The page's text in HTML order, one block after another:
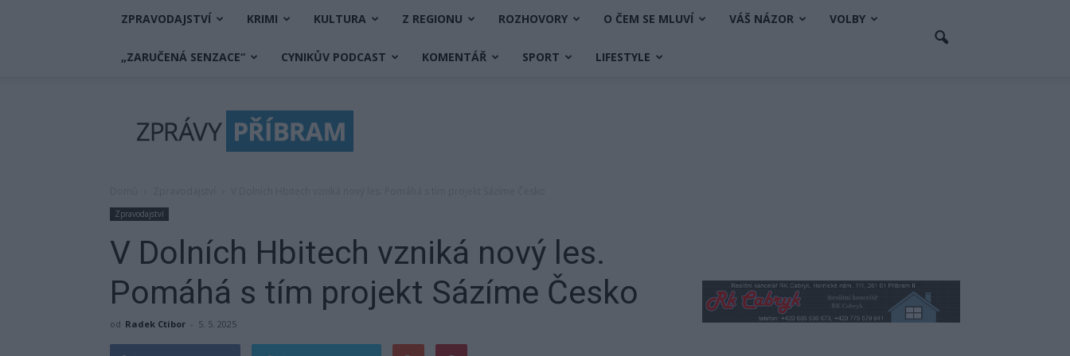
ZPRAVODAJSTVÍ KRIMI KULTURA Z REGIONU ROZHOVORY O ČEM SE MLUVÍ VÁŠ NÁZOR VOLBY
„ZARUČENÁ SENZACE“ CYNIKŮV PODCAST KOMENTÁŘ SPORT LIFESTYLE
Příbram
Zpravodajství
V Dolních Hbitech vzniká nový les.
Pomáhá s tím projekt Sázíme Česko
od Radek Ctibor - 5. 5. 2025